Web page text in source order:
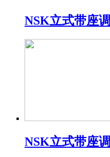
NSK立式带座
NSK立式带座